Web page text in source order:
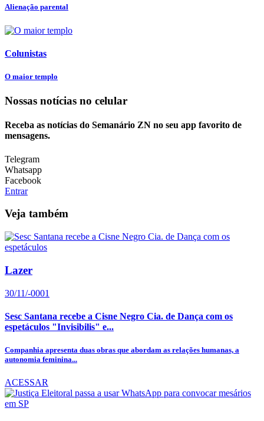
Alienação parental
Colunistas
O maior templo
Nossas notícias no celular
Receba as notícias do Semanário ZN no seu app favorito de
mensagens.
Telegram
Whatsapp
Facebook
Entrar
Veja também
Lazer
30/11/-0001
Sesc Santana recebe a Cisne Negro Cia. de Dança com os
espetáculos "Invisibilis" e...
Companhia apresenta duas obras que abordam as relações humanas, a
autonomia feminina...
ACESSAR